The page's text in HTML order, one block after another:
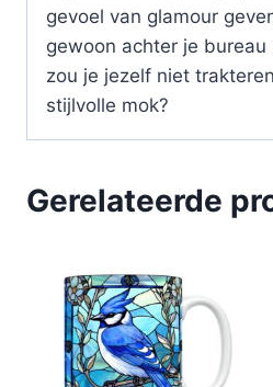
gevoel van glamour
gewoon achter je bureau
zou je jezelf niet
stijlvolle mok?
Gerelateerde